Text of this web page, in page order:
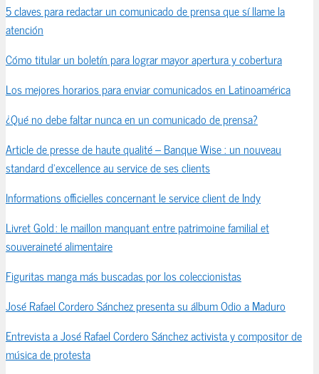
5 claves para redactar un comunicado de prensa que sí llame la
atención
Cómo titular un boletín para lograr mayor apertura y cobertura
Los mejores horarios para enviar comunicados en Latinoamérica
¿Qué no debe faltar nunca en un comunicado de prensa?
Article de presse de haute qualité – Banque Wise : un nouveau
standard d’excellence au service de ses clients
Informations officielles concernant le service client de Indy
Livret Gold : le maillon manquant entre patrimoine familial et
souveraineté alimentaire
Figuritas manga más buscadas por los coleccionistas
José Rafael Cordero Sánchez presenta su álbum Odio a Maduro
Entrevista a José Rafael Cordero Sánchez activista y compositor de
música de protesta